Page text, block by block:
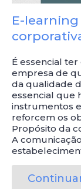
E-
É essencial
empresa de
da qualidade
essencial que
instrumentos
reforcem os
Propósito da
A